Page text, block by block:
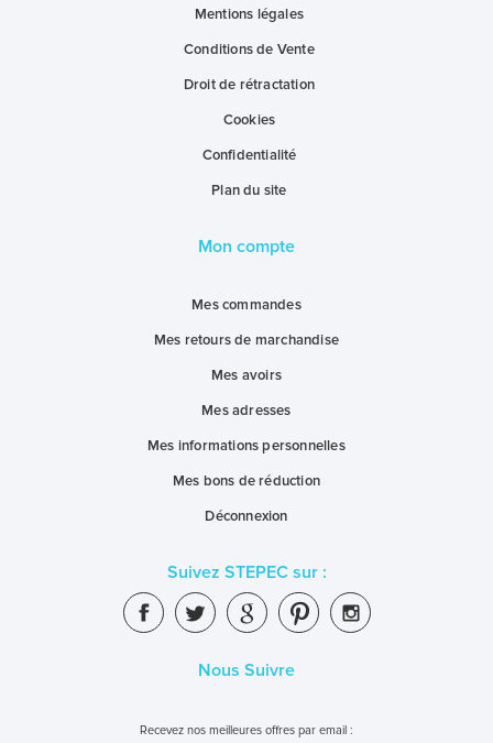
Mentions légales
Conditions de Vente
Droit de rétractation
Cookies
Confidentialité
Plan du site
Mon compte
Mes commandes
Mes retours de marchandise
Mes avoirs
Mes adresses
Mes informations personnelles
Mes bons de réduction
Déconnexion
Suivez STEPEC sur :
Nous Suivre
Recevez nos meilleures offres par email :